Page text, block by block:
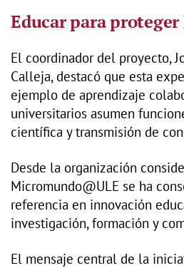
Educar para proteger
El coordinador del proyecto,
Calleja, destacó que esta
ejemplo de aprendizaje
universitarios asumen
científica y transmisión de
Desde la organización
Micromundo@ULE se ha
referencia en innovación
investigación, formación y
El mensaje central de la